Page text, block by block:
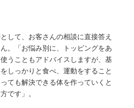
して、お客さんの相談に直接答え
。「お悩み別に、トッピングをあ
うこともアドバイスしますが、基
しっかりと食べ、運動をすること
ても解決できる体を作っていくと
です」。